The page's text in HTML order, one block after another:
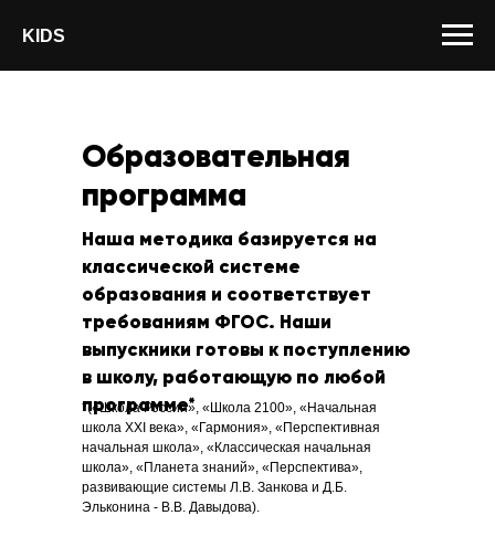
KIDS
Наша методика базируется на
классической системе
образования и соответствует
требованиям ФГОС. Наши
выпускники готовы к поступлению
в школу, работающую по любой
программе*
*(«Школа России», «Школа 2100», «Начальная
школа ХХI века», «Гармония», «Перспективная
начальная школа», «Классическая начальная
школа», «Планета знаний», «Перспектива»,
развивающие системы Л.В. Занкова и Д.Б.
Эльконина - В.В. Давыдова).
Образовательная
программа